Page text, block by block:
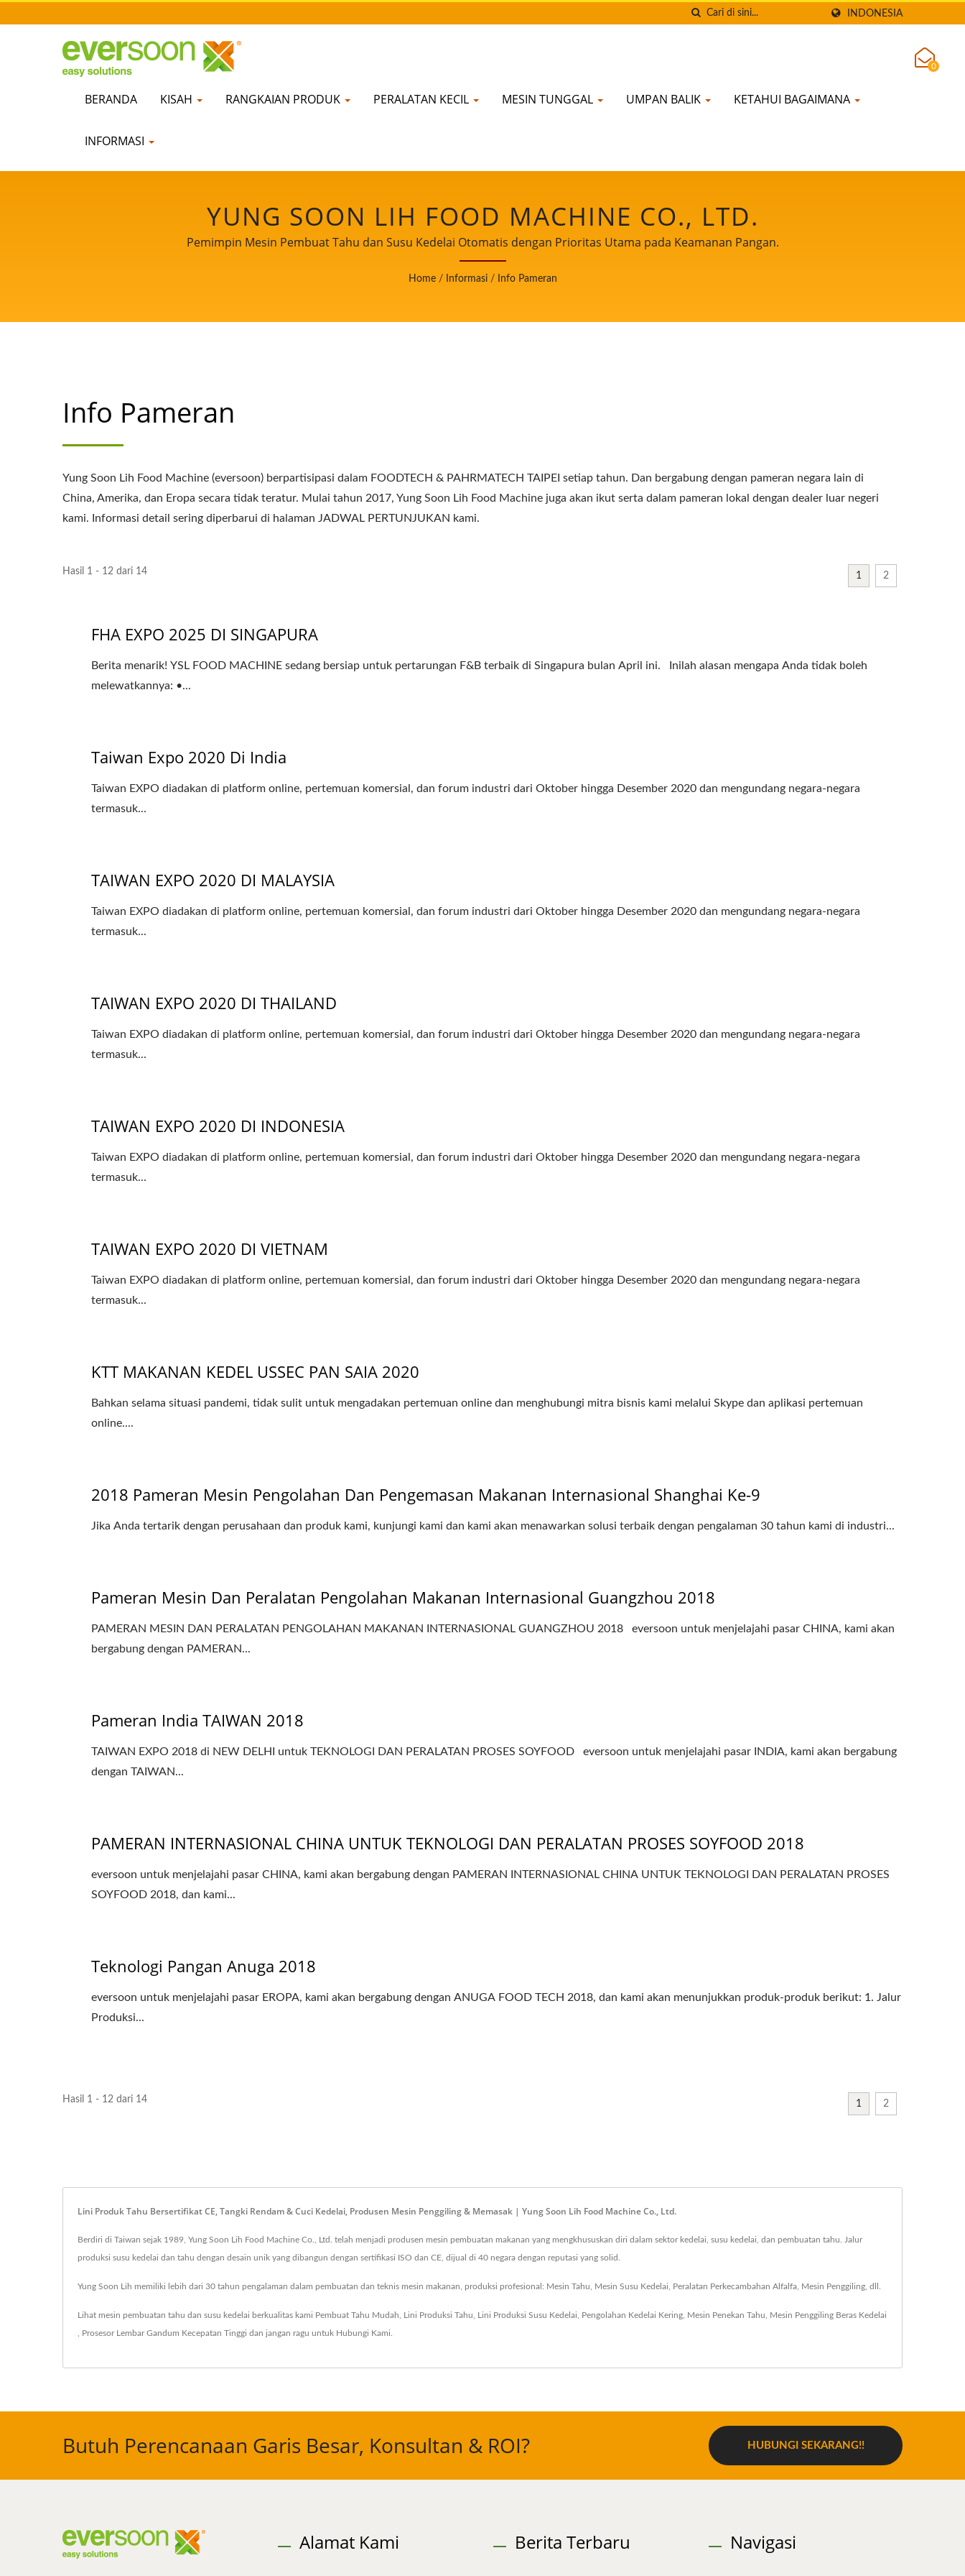
INDONESIA
BERANDA KISAH RANGKAIAN PRODUK PERALATAN KECIL MESIN TUNGGAL UMPAN BALIK KETAHUI BAGAIMANA
INFORMASI
0
YUNG SOON LIH FOOD MACHINE CO., LTD.
Pemimpin Mesin Pembuat Tahu dan Susu Kedelai Otomatis dengan Prioritas Utama pada Keamanan Pangan.
Home / Informasi / Info Pameran
Info Pameran
Yung Soon Lih Food Machine (eversoon) berpartisipasi dalam FOODTECH & PAHRMATECH TAIPEI setiap tahun. Dan bergabung dengan pameran negara lain di
China, Amerika, dan Eropa secara tidak teratur. Mulai tahun 2017, Yung Soon Lih Food Machine juga akan ikut serta dalam pameran lokal dengan dealer luar negeri
kami. Informasi detail sering diperbarui di halaman JADWAL PERTUNJUKAN kami.
Hasil 1 - 12 dari 14 1 2
FHA EXPO 2025 DI SINGAPURA
Berita menarik! YSL FOOD MACHINE sedang bersiap untuk pertarungan F&B terbaik di Singapura bulan April ini. Inilah alasan mengapa Anda tidak boleh
melewatkannya: •...
Taiwan Expo 2020 Di India
Taiwan EXPO diadakan di platform online, pertemuan komersial, dan forum industri dari Oktober hingga Desember 2020 dan mengundang negara-negara
termasuk...
TAIWAN EXPO 2020 DI MALAYSIA
Taiwan EXPO diadakan di platform online, pertemuan komersial, dan forum industri dari Oktober hingga Desember 2020 dan mengundang negara-negara
termasuk...
TAIWAN EXPO 2020 DI THAILAND
Taiwan EXPO diadakan di platform online, pertemuan komersial, dan forum industri dari Oktober hingga Desember 2020 dan mengundang negara-negara
termasuk...
TAIWAN EXPO 2020 DI INDONESIA
Taiwan EXPO diadakan di platform online, pertemuan komersial, dan forum industri dari Oktober hingga Desember 2020 dan mengundang negara-negara
termasuk...
TAIWAN EXPO 2020 DI VIETNAM
Taiwan EXPO diadakan di platform online, pertemuan komersial, dan forum industri dari Oktober hingga Desember 2020 dan mengundang negara-negara
termasuk...
KTT MAKANAN KEDEL USSEC PAN SAIA 2020
Bahkan selama situasi pandemi, tidak sulit untuk mengadakan pertemuan online dan menghubungi mitra bisnis kami melalui Skype dan aplikasi pertemuan
online....
2018 Pameran Mesin Pengolahan Dan Pengemasan Makanan Internasional Shanghai Ke-9
Jika Anda tertarik dengan perusahaan dan produk kami, kunjungi kami dan kami akan menawarkan solusi terbaik dengan pengalaman 30 tahun kami di industri...
Pameran Mesin Dan Peralatan Pengolahan Makanan Internasional Guangzhou 2018
PAMERAN MESIN DAN PERALATAN PENGOLAHAN MAKANAN INTERNASIONAL GUANGZHOU 2018 eversoon untuk menjelajahi pasar CHINA, kami akan
bergabung dengan PAMERAN...
Pameran India TAIWAN 2018
TAIWAN EXPO 2018 di NEW DELHI untuk TEKNOLOGI DAN PERALATAN PROSES SOYFOOD eversoon untuk menjelajahi pasar INDIA, kami akan bergabung
dengan TAIWAN...
PAMERAN INTERNASIONAL CHINA UNTUK TEKNOLOGI DAN PERALATAN PROSES SOYFOOD 2018
eversoon untuk menjelajahi pasar CHINA, kami akan bergabung dengan PAMERAN INTERNASIONAL CHINA UNTUK TEKNOLOGI DAN PERALATAN PROSES
SOYFOOD 2018, dan kami...
Teknologi Pangan Anuga 2018
eversoon untuk menjelajahi pasar EROPA, kami akan bergabung dengan ANUGA FOOD TECH 2018, dan kami akan menunjukkan produk-produk berikut: 1. Jalur
Produksi...
Hasil 1 - 12 dari 14 1 2
Lini Produk Tahu Bersertifikat CE, Tangki Rendam & Cuci Kedelai, Produsen Mesin Penggiling & Memasak | Yung Soon Lih Food Machine Co., Ltd.
Berdiri di Taiwan sejak 1989, Yung Soon Lih Food Machine Co., Ltd. telah menjadi produsen mesin pembuatan makanan yang mengkhususkan diri dalam sektor kedelai, susu kedelai, dan pembuatan tahu. Jalur
produksi susu kedelai dan tahu dengan desain unik yang dibangun dengan sertifikasi ISO dan CE, dijual di 40 negara dengan reputasi yang solid.
Yung Soon Lih memiliki lebih dari 30 tahun pengalaman dalam pembuatan dan teknis mesin makanan, produksi profesional: Mesin Tahu, Mesin Susu Kedelai, Peralatan Perkecambahan Alfalfa, Mesin Penggiling, dll.
Lihat mesin pembuatan tahu dan susu kedelai berkualitas kami Pembuat Tahu Mudah Lini Produksi Tahu Lini Produksi Susu Kedelai Pengolahan Kedelai Kering Mesin Penekan Tahu Mesin Penggiling Beras Kedelai
Prosesor Lembar Gandum Kecepatan Tinggi dan jangan ragu untuk Hubungi Kami
Butuh Perencanaan Garis Besar, Konsultan & ROI? HUBUNGI SEKARANG!!
Alamat Kami Berita Terbaru Navigasi